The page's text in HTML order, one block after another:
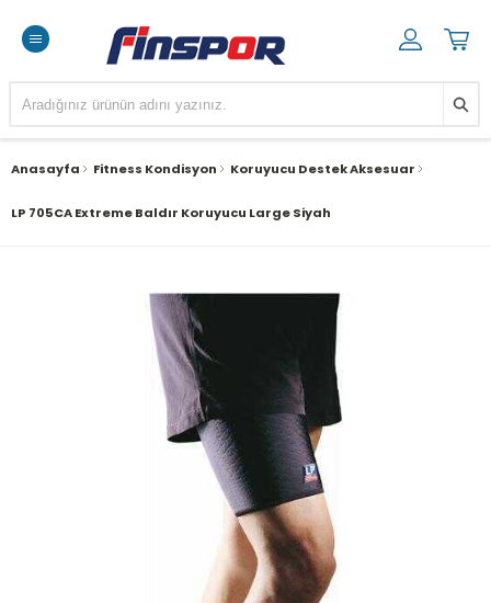
Anasayfa Fitness Kondisyon Koruyucu Destek Aksesuar
LP 705CA Extreme Baldır Koruyucu Large Siyah